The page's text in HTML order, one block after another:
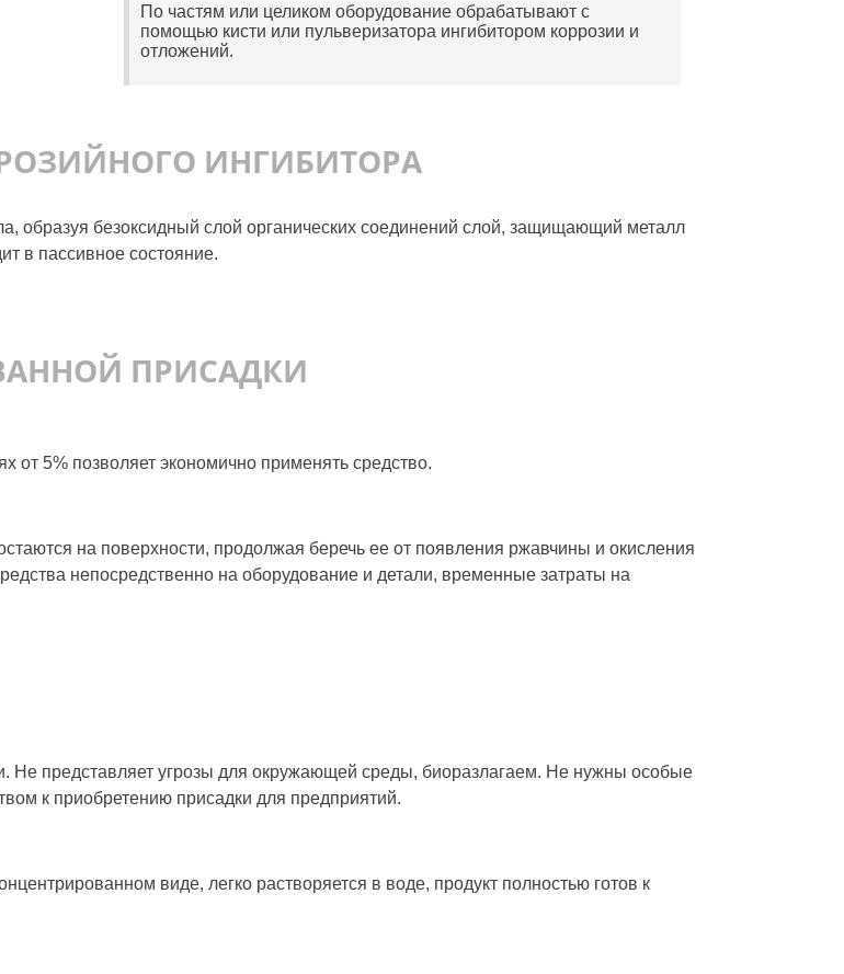
По частям или целиком оборудование обрабатывают с
помощью кисти или пульверизатора ингибитором коррозии и
отложений.
ИНГИБИТОРА
образуя безоксидный слой органических соединений слой, защищающий металл
в пассивное состояние.
ПРИСАДКИ
от 5% позволяет экономично применять средство.
на поверхности, продолжая беречь ее от появления ржавчины и окисления
непосредственно на оборудование и детали, временные затраты на
Не представляет угрозы для окружающей среды, биоразлагаем. Не нужны особые
к приобретению присадки для предприятий.
виде, легко растворяется в воде, продукт полностью готов к